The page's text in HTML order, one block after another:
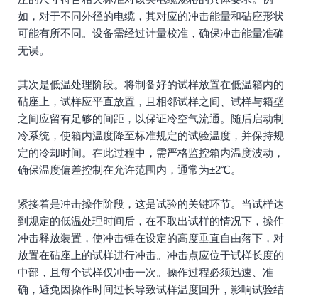
如，对于不同外径的电缆，其对应的冲击能量和砧座形状
可能有所不同。设备需经过计量校准，确保冲击能量准确
无误。
其次是低温处理阶段。将制备好的试样放置在低温箱内的
砧座上，试样应平直放置，且相邻试样之间、试样与箱壁
之间应留有足够的间距，以保证冷空气流通。随后启动制
冷系统，使箱内温度降至标准规定的试验温度，并保持规
定的冷却时间。在此过程中，需严格监控箱内温度波动，
确保温度偏差控制在允许范围内，通常为±2℃。
紧接着是冲击操作阶段，这是试验的关键环节。当试样达
到规定的低温处理时间后，在不取出试样的情况下，操作
冲击释放装置，使冲击锤在设定的高度垂直自由落下，对
放置在砧座上的试样进行冲击。冲击点应位于试样长度的
中部，且每个试样仅冲击一次。操作过程必须迅速、准
确，避免因操作时间过长导致试样温度回升，影响试验结